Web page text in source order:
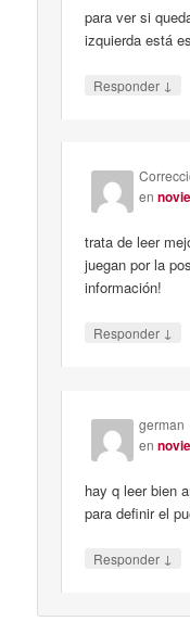
para ver si
izquierda está
Responder ↓
en
trata de leer
juegan por la
información!
Responder ↓
german
en
hay q leer bien
para definir el
Responder ↓